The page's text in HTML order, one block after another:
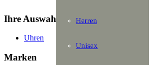
Herren
Unisex
Ihre Auswahl
Uhren
Marken